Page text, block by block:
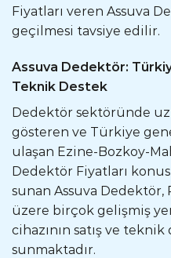
Fiyatları veren Assuva
geçilmesi tavsiye edilir.
Assuva Dedektör:
Teknik Destek
Dedektör sektöründe
gösteren ve Türkiye
ulaşan Ezine-Bozkoy-
Dedektör Fiyatları
sunan Assuva
üzere birçok gelişmiş
cihazının satış ve
sunmaktadır.